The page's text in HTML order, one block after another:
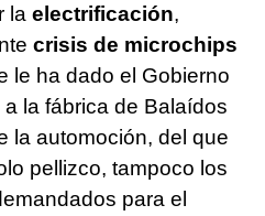
la electrificación,
crisis de microchips
le ha dado el Gobierno
la fábrica de Balaídos
la automoción, del que
pellizco, tampoco los
para el